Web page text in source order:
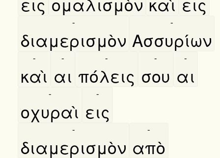
διαμερισμὸν
-
Ασσυρίων
-
καὶ
-
αι
-
πόλεις
-
σου
-
αι
-
οχυραὶ
-
εις
-
διαμερισμὸν
-
απὸ
-